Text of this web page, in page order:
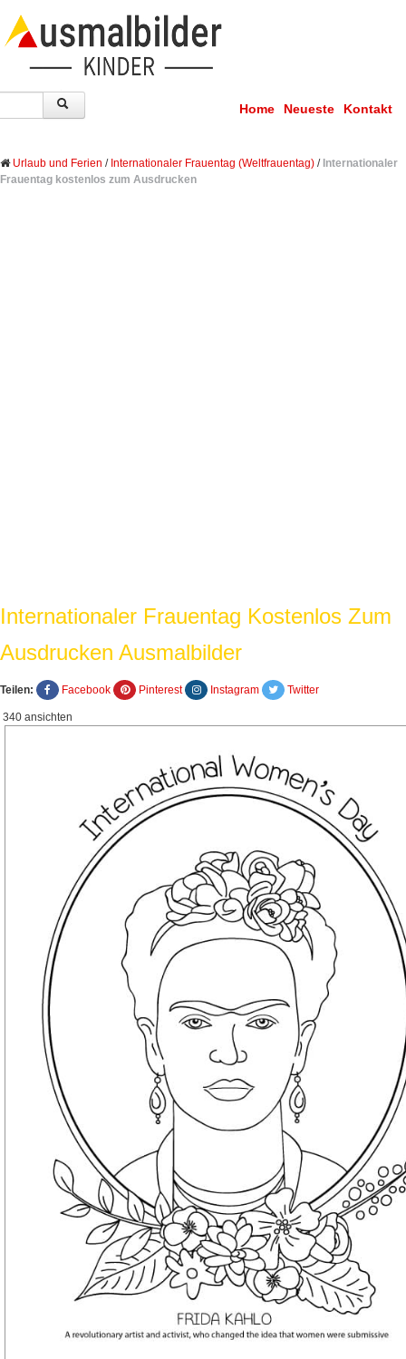
Home Neueste Kontakt
Urlaub und Ferien / Internationaler Frauentag (Weltfrauentag) / Internationaler
Frauentag kostenlos zum Ausdrucken
Internationaler Frauentag Kostenlos Zum
Ausdrucken Ausmalbilder
Teilen: Facebook Pinterest Instagram Twitter
340 ansichten